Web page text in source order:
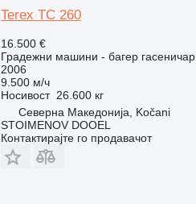
Terex TC 260
16.500 €
Градежни машини - багер гасеничар
2006
9.500 м/ч
Носивост 26.600 кг
Северна Македонија, Kočani
STOIMENOV DOOEL
Контактирајте го продавачот